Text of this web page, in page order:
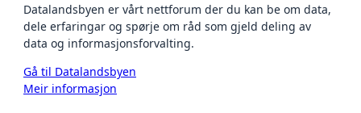
Datalandsbyen er vårt nettforum der du kan be om data,
dele erfaringar og spørje om råd som gjeld deling av
data og informasjonsforvalting.
Gå til Datalandsbyen
Meir informasjon